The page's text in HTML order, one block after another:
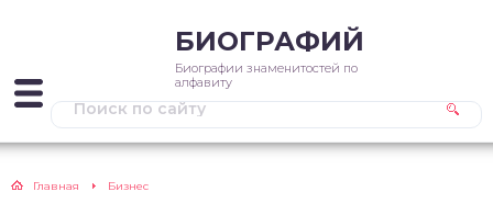
БИОГРАФИЙ
Биографии знаменитостей по
алфавиту
Главная Бизнес